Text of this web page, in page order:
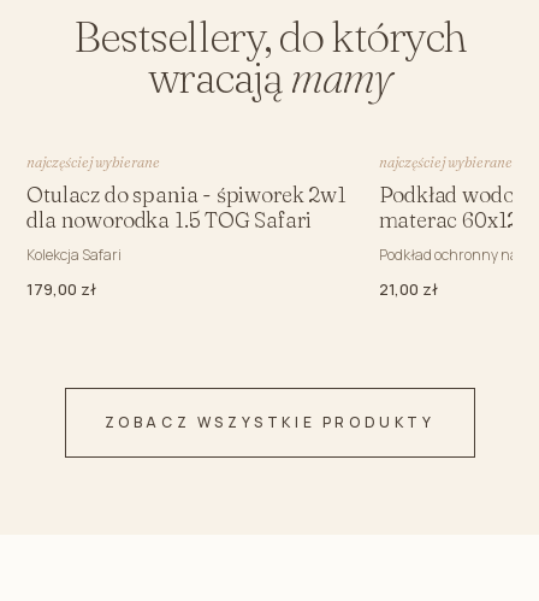
Bestsellery, do których
wracająmamy
najczęściej wybierane
Otulacz do spania - śpiworek 2w1
dla noworodka 1.5 TOG Safari
Kolekcja Safari
179,00 zł
najczęściej wybierane
Podkład
materac 60x120
Podkład ochronny na
21,00 zł
ZOBACZ WSZYSTKIE PRODUKTY